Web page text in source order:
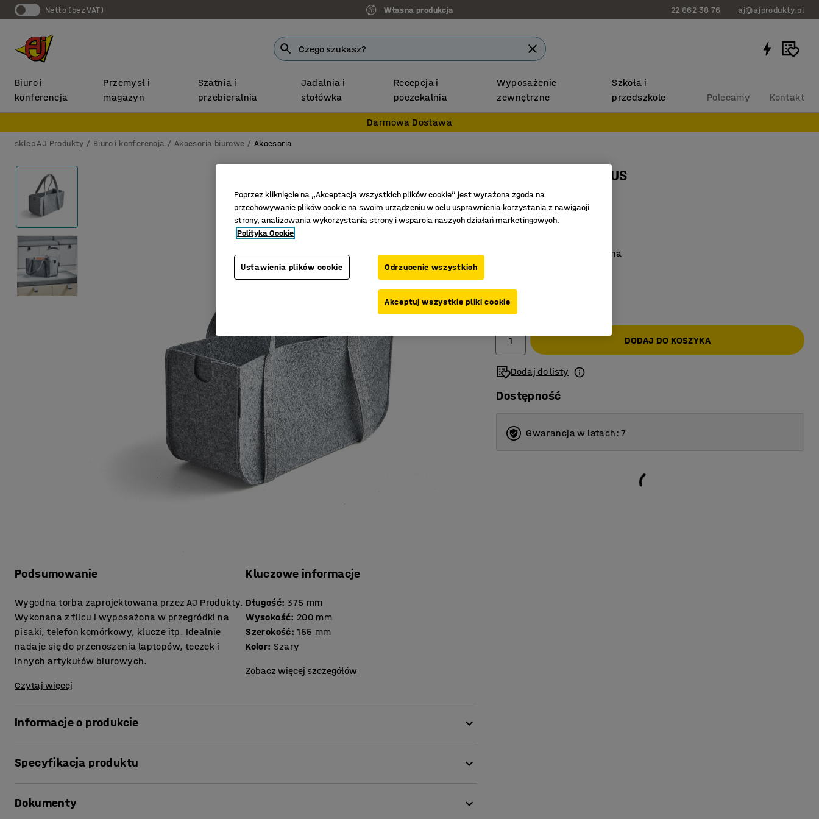
Netto (bez VAT) Własna produkcja 22 862 38 76 aj@ajprodukty.pl
Biuro i
konferencja
Przemysł i
magazyn
Szatnia i
przebieralnia
Jadalnia i
stołówka
Recepcja i
poczekalnia
Wyposażenie
zewnętrzne
Szkoła i
przedszkole
Polecamy Kontakt
Darmowa Dostawa
sklep AJ Produkty Biuro i konferencja Akcesoria biurowe Akcesoria
Podsumowanie
Wygodna torba zaprojektowana przez AJ Produkty.
Wykonana z filcu i wyposażona w przegródki na
pisaki, telefon komórkowy, klucze itp. Idealnie
nadaje się do przenoszenia laptopów, teczek i
innych artykułów biurowych.
Czytaj więcej
Kluczowe informacje
Długość: 375 mm
Wysokość: 200 mm
Szerokość: 155 mm
Kolor: Szary
Zobacz więcej szczegółów
Informacje o produkcie
przenieść laptop, książki, butelkę z wodą i inne akcesoria biurowe. Jest to wygodny sposób
Specyfikacja produktu
Wysokość: 200
Dokumenty
Torba biurowa QBUS
Szary
Nr art.:1860001
Praktyczna i funkcjonalna
389,-
Netto (bez VAT)
DODAJ DO KOSZYKA
Dodaj do listy
Dostępność
Gwarancja w latach: 7
Poprzez kliknięcie na „Akceptacja wszystkich plików cookie” jest wyrażona zgoda na
przechowywanie plików cookie na swoim urządzeniu w celu usprawnienia korzystania z nawigacji
strony, analizowania wykorzystania strony i wsparcia naszych działań marketingowych.
Polityka Cookie
Ustawienia plików cookie Odrzucenie wszystkich
Akceptuj wszystkie pliki cookie